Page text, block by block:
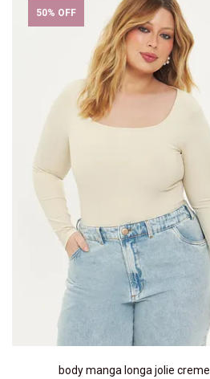
50% OFF
body manga longa jolie creme